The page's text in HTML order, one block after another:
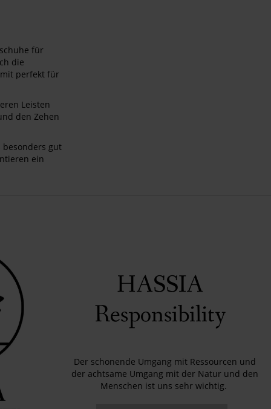
für
die
perfekt für
Leisten
den Zehen
besonders gut
ein
HASSIA
Responsibility
Der schonende Umgang mit Ressourcen und
der achtsame Umgang mit der Natur und den
Menschen ist uns sehr wichtig.